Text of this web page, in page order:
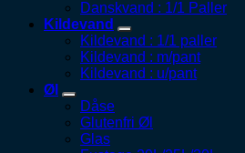
Danskvand : 1/1 Paller
Kildevand
Kildevand : 1/1 paller
Kildevand : m/pant
Kildevand : u/pant
Øl
Dåse
Glutenfri Øl
Glas